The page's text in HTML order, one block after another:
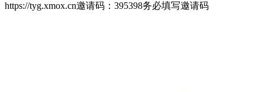
https://tyg.xmox.cn邀请码：395398务必填写邀请码